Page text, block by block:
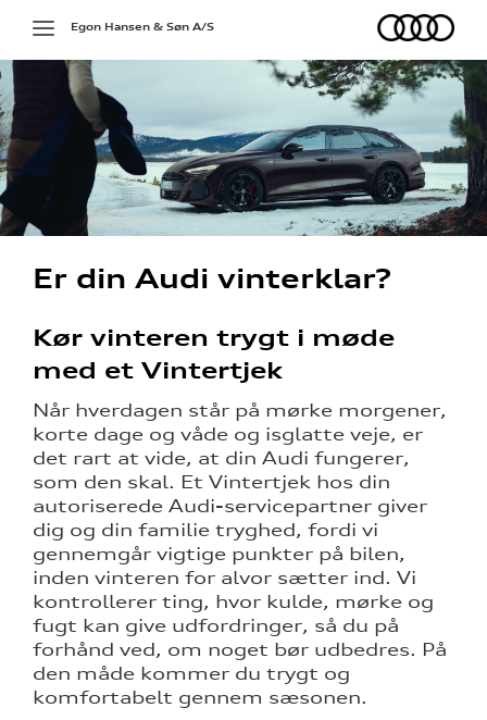
5 år?
til
Toggle
navigation
Audi
Egon Hansen & Søn A/S
Er din Audi vinterklar?
Kør vinteren trygt i møde
med et Vintertjek
Når hverdagen står på mørke morgener,
korte dage og våde og isglatte veje, er
det rart at vide, at din Audi fungerer,
som den skal. Et Vintertjek hos din
autoriserede Audi-servicepartner giver
dig og din familie tryghed, fordi vi
gennemgår vigtige punkter på bilen,
inden vinteren for alvor sætter ind. Vi
kontrollerer ting, hvor kulde, mørke og
fugt kan give udfordringer, så du på
forhånd ved, om noget bør udbedres. På
den måde kommer du trygt og
komfortabelt gennem sæsonen.